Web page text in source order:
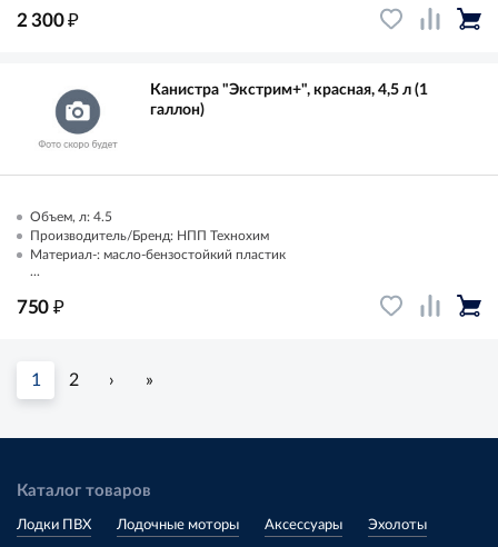
2 300₽
Канистра "Экстрим+", красная, 4,5 л (1
галлон)
Объем, л: 4.5
Производитель/Бренд: НПП Технохим
Материал-: масло-бензостойкий пластик
...
750 ₽
1 2 › »
Каталог товаров
Лодки ПВХ Лодочные моторы Аксессуары Эхолоты